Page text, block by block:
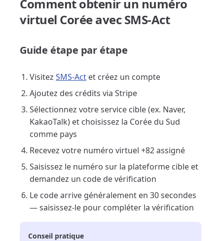
Comment obtenir un numéro
virtuel Corée avec SMS-Act
Guide étape par étape
Visitez SMS-Act et créez un compte
Ajoutez des crédits via Stripe
Sélectionnez votre service cible (ex. Naver,
KakaoTalk) et choisissez la Corée du Sud
comme pays
Recevez votre numéro virtuel +82 assigné
Saisissez le numéro sur la plateforme cible et
demandez un code de vérification
Le code arrive généralement en 30 secondes
— saisissez-le pour compléter la vérification
Conseil pratique